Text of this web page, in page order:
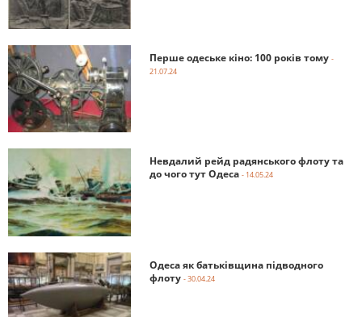
Перше одеське кіно: 100 років тому -
21.07.24
Невдалий рейд радянського флоту та
до чого тут Одеса - 14.05.24
Одеса як батьківщина підводного
флоту - 30.04.24